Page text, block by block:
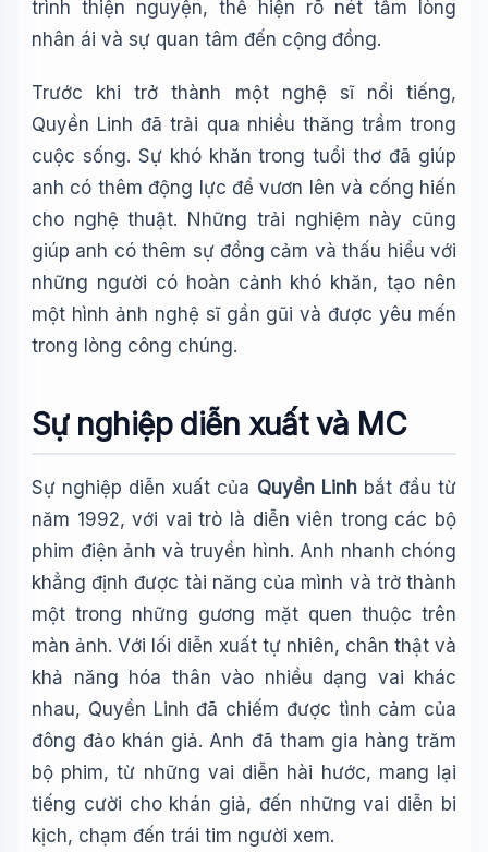
trình thiện nguyện, thể hiện rõ nét tấm lòng
nhân ái và sự quan tâm đến cộng đồng.
Trước khi trở thành một nghệ sĩ nổi tiếng,
Quyền Linh đã trải qua nhiều thăng trầm trong
cuộc sống. Sự khó khăn trong tuổi thơ đã giúp
anh có thêm động lực để vươn lên và cống hiến
cho nghệ thuật. Những trải nghiệm này cũng
giúp anh có thêm sự đồng cảm và thấu hiểu với
những người có hoàn cảnh khó khăn, tạo nên
một hình ảnh nghệ sĩ gần gũi và được yêu mến
trong lòng công chúng.
Sự nghiệp diễn xuất và MC
Sự nghiệp diễn xuất của Quyền Linhbắt đầu từ
năm 1992, với vai trò là diễn viên trong các bộ
phim điện ảnh và truyền hình. Anh nhanh chóng
khẳng định được tài năng của mình và trở thành
một trong những gương mặt quen thuộc trên
màn ảnh. Với lối diễn xuất tự nhiên, chân thật và
khả năng hóa thân vào nhiều dạng vai khác
nhau, Quyền Linh đã chiếm được tình cảm của
đông đảo khán giả. Anh đã tham gia hàng trăm
bộ phim, từ những vai diễn hài hước, mang lại
tiếng cười cho khán giả, đến những vai diễn bi
kịch, chạm đến trái tim người xem.